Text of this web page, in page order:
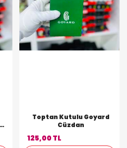
Toptan Kutulu Goyard
Cüzdan
125,00 TL